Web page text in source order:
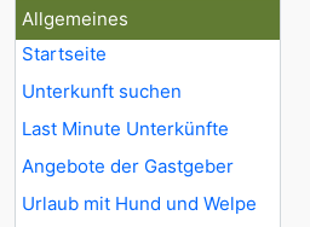
Allgemeines
Startseite
Unterkunft suchen
Last Minute Unterkünfte
Angebote der Gastgeber
Urlaub mit Hund und Welpe